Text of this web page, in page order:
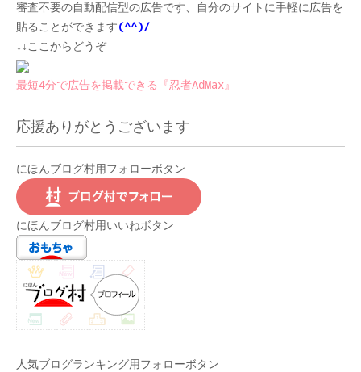
審査不要の自動配信型の広告です、自分のサイトに手軽に広告を
貼ることができます(^^)/
↓↓ここからどうぞ
最短4分で広告を掲載できる『忍者AdMax』
応援ありがとうございます
にほんブログ村用フォローボタン
にほんブログ村用いいねボタン
人気ブログランキング用フォローボタン